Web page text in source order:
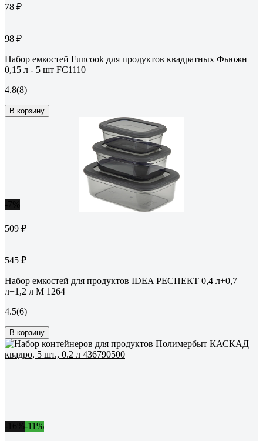
78 ₽
98 ₽
Набор емкостей Funcook для продуктов квадратных Фьюжн
0,15 л - 5 шт FC1110
4.8(8)
В корзину
509 ₽
545 ₽
Набор емкостей для продуктов IDEA РЕСПЕКТ 0,4 л+0,7
л+1,2 л М 1264
4.5(6)
В корзину
-11%